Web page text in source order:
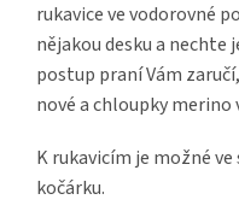
rukavice ve vodorovné
nějakou desku a nechte
postup praní Vám
nové a chloupky
K rukavicím je možné
kočárku.